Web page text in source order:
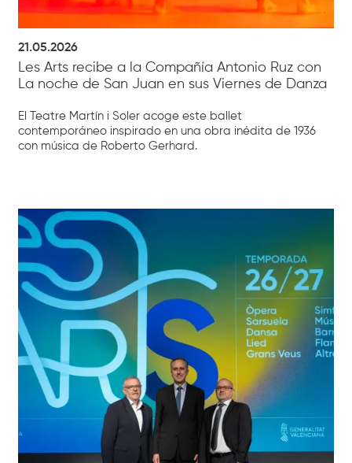
21.05.2026
Les Arts recibe a la Compañía Antonio Ruz con
La noche de San Juan en sus Viernes de Danza
El Teatre Martín i Soler acoge este ballet
contemporáneo inspirado en una obra inédita de 1936
con música de Roberto Gerhard.